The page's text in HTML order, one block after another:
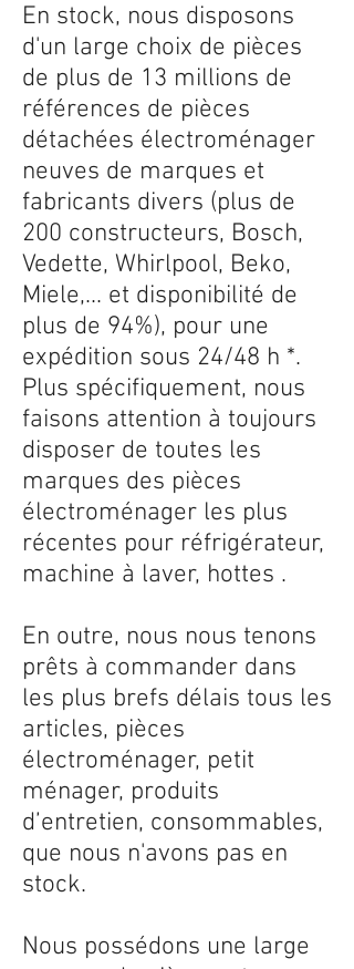
En stock, nous disposons
d'un large choix de pièces
de plus de 13 millions de
références de pièces
détachées électroménager
neuves de marques et
fabricants divers (plus de
200 constructeurs, Bosch,
Vedette, Whirlpool, Beko,
Miele,... et disponibilité de
plus de 94%), pour une
expédition sous 24/48 h *.
Plus spécifiquement, nous
faisons attention à toujours
disposer de toutes les
marques des pièces
électroménager les plus
récentes pour réfrigérateur,
machine à laver, hottes .
En outre, nous nous tenons
prêts à commander dans
les plus brefs délais tous les
articles, pièces
électroménager, petit
ménager, produits
d’entretien, consommables,
que nous n'avons pas en
stock.
Nous possédons une large